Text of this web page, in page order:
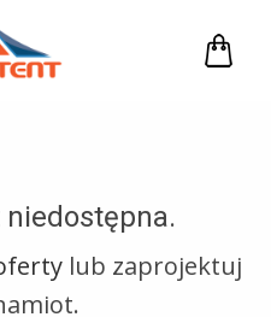
lub zaprojektuj